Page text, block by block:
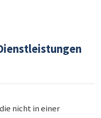
nicht in einer